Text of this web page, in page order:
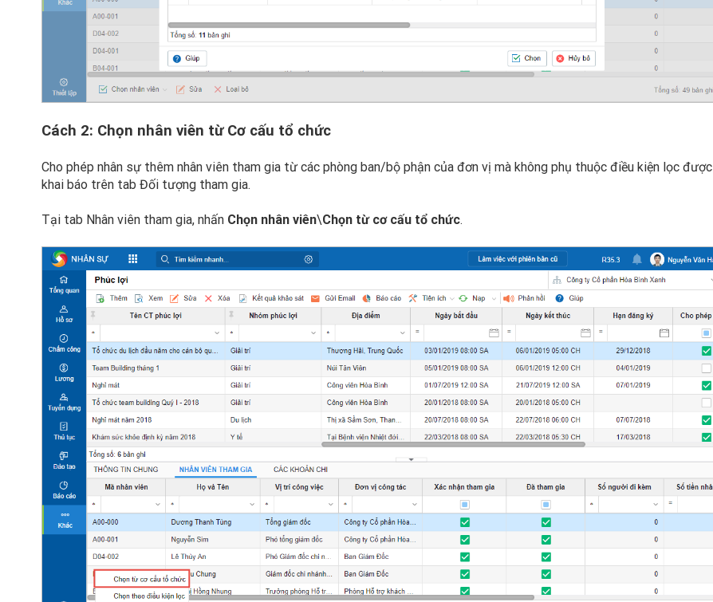
Cách 2: Chọn nhân viên từ Cơ cấu tổ chức
Cho phép nhân sự thêm nhân viên tham gia từ các phòng ban/bộ phận của đơn vị mà không phụ thuộc điều kiện lọc được
khai báo trên tab Đối tượng tham gia.
Tại tab Nhân viên tham gia, nhấn Chọn nhân viên\Chọn từ cơ cấu tổ chức.